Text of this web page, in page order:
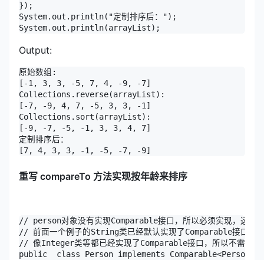
});
System.out.println("定制排序后：");
System.out.println(arrayList);
Output:
原始数组:
[-1, 3, 3, -5, 7, 4, -9, -7]
Collections.reverse(arrayList):
[-7, -9, 4, 7, -5, 3, 3, -1]
Collections.sort(arrayList):
[-9, -7, -5, -1, 3, 3, 4, 7]
定制排序后：
[7, 4, 3, 3, -1, -5, -7, -9]
重写 compareTo 方法实现按年龄来排序
// person对象没有实现Comparable接口，所以必须实现，这样
// 前面一个例子的String类已经默认实现了Comparable接口，
// 像Integer类等都已经实现了Comparable接口，所以不需要另
public  class Person implements Comparable<Person> {